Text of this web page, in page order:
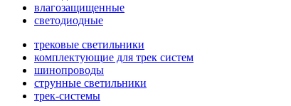
влагозащищенные
светодиодные
трековые светильники
комплектующие для трек систем
шинопроводы
струнные светильники
трек-системы